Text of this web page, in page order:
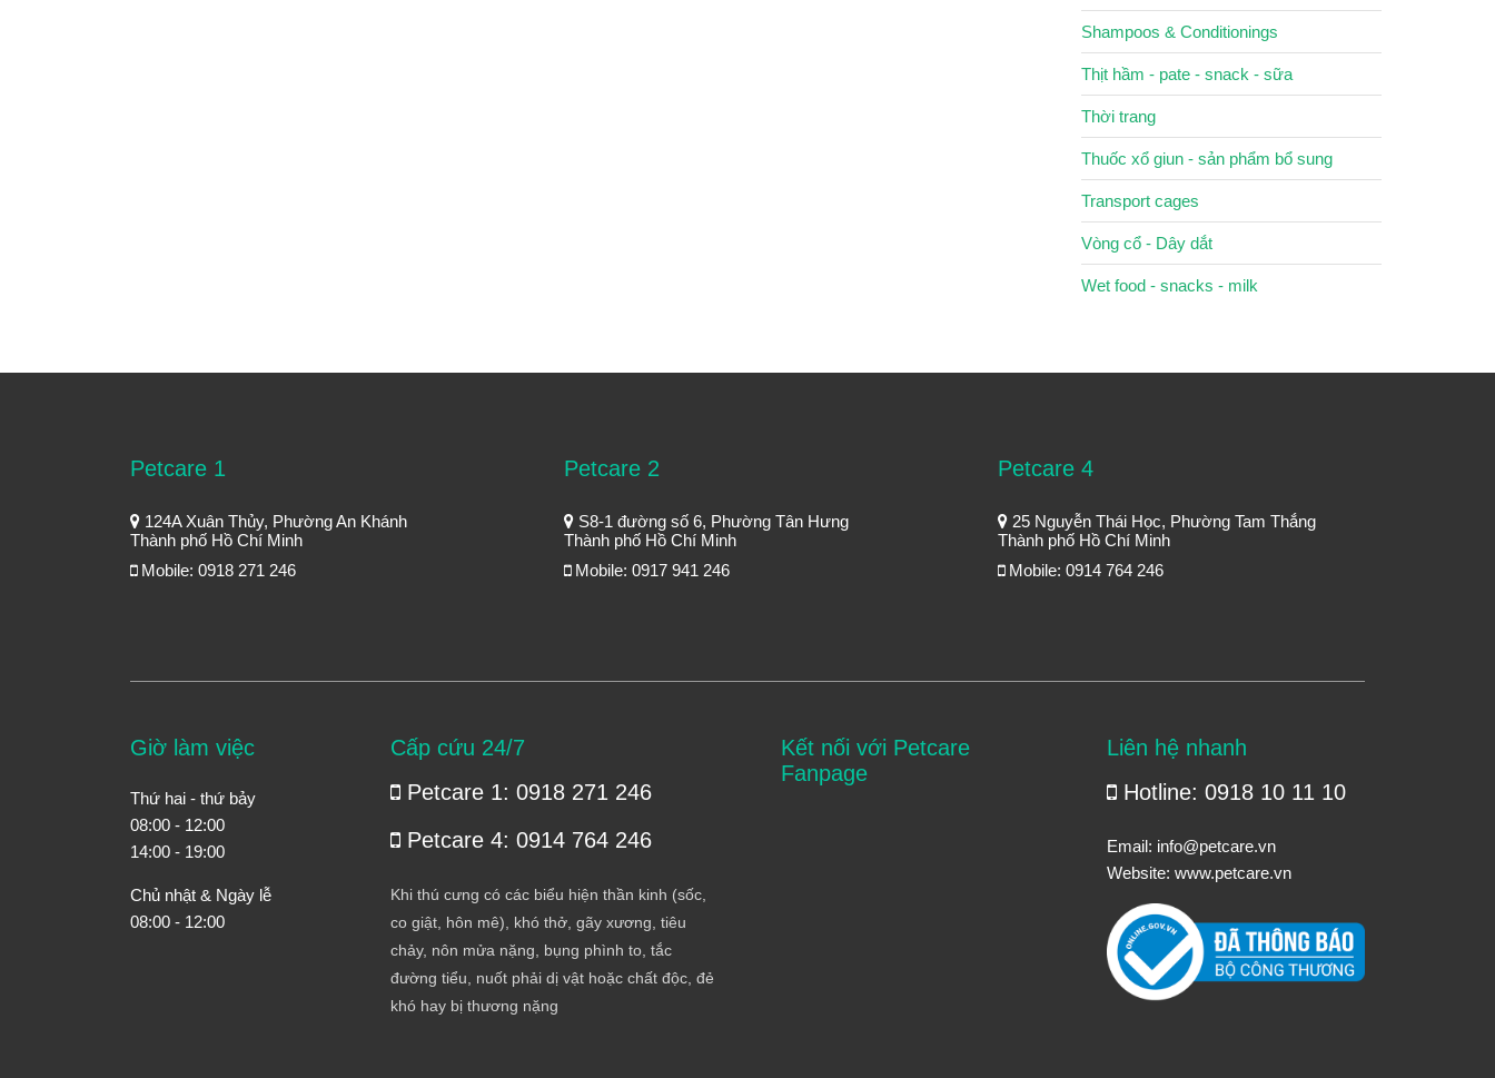
Shampoos & Conditionings
Thịt hầm - pate - snack - sữa
Thời trang
Thuốc xổ giun - sản phẩm bổ sung
Transport cages
Vòng cổ - Dây dắt
Wet food - snacks - milk
Petcare 1
124A Xuân Thủy, Phường An Khánh
Thành phố Hồ Chí Minh
Mobile: 0918 271 246
Petcare 2
S8-1 đường số 6, Phường Tân Hưng
Thành phố Hồ Chí Minh
Mobile: 0917 941 246
Petcare 4
25 Nguyễn Thái Học, Phường Tam Thắng
Thành phố Hồ Chí Minh
Mobile: 0914 764 246
Giờ làm việc
Thứ hai - thứ bảy
08:00 - 12:00
14:00 - 19:00
Chủ nhật & Ngày lễ
08:00 - 12:00
Cấp cứu 24/7
Petcare 1: 0918 271 246
Petcare 4: 0914 764 246
Khi thú cưng có các biểu hiện thần kinh (sốc,
co giật, hôn mê), khó thở, gãy xương, tiêu
chảy, nôn mửa nặng, bụng phình to, tắc
đường tiểu, nuốt phải dị vật hoặc chất độc, đẻ
khó hay bị thương nặng
Kết nối với Petcare
Fanpage
Liên hệ nhanh
Hotline: 0918 10 11 10
Email: info@petcare.vn
Website: www.petcare.vn